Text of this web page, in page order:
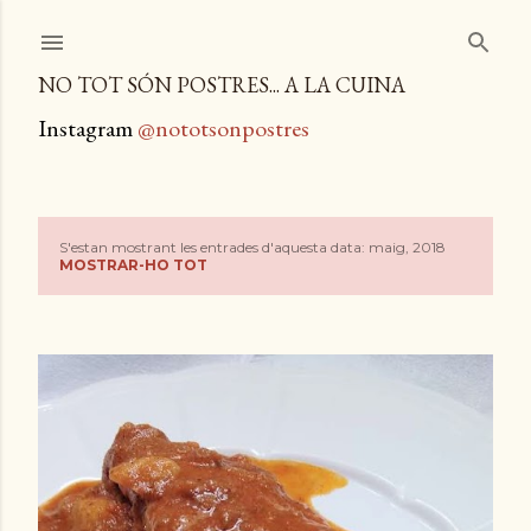
NO TOT SÓN POSTRES... A LA CUINA
Instagram@nototsonpostres
t
r
d
S'estan mostrant les entrades d'aquesta data: maig, 2018
MOSTRAR-HO TOT